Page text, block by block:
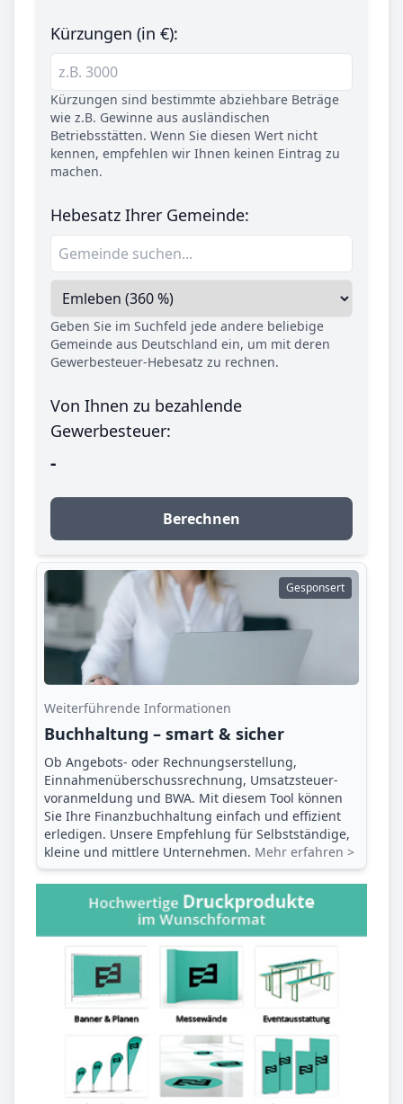
Kürzungen (in €):
Kürzungen sind bestimmte abziehbare Beträge
wie z.B. Gewinne aus ausländischen
Betriebsstätten. Wenn Sie diesen Wert nicht
kennen, empfehlen wir Ihnen keinen Eintrag zu
machen.
Hebesatz Ihrer Gemeinde:
Geben Sie im Suchfeld jede andere beliebige
Gemeinde aus Deutschland ein, um mit deren
Gewerbesteuer-Hebesatz zu rechnen.
Von Ihnen zu bezahlende
Gewerbesteuer:
-
Berechnen
Gesponsert
Weiterführende Informationen
Buchhaltung – smart & sicher
Ob Angebots- oder Rechnungserstellung,
Einnahmenüberschuss­rechnung, Umsatzsteuer­
voranmeldung und BWA. Mit diesem Tool können
Sie Ihre Finanz­buchhaltung einfach und effizient
erledigen. Unsere Empfehlung für Selbstständige,
kleine und mittlere Unternehmen. Mehr erfahren >